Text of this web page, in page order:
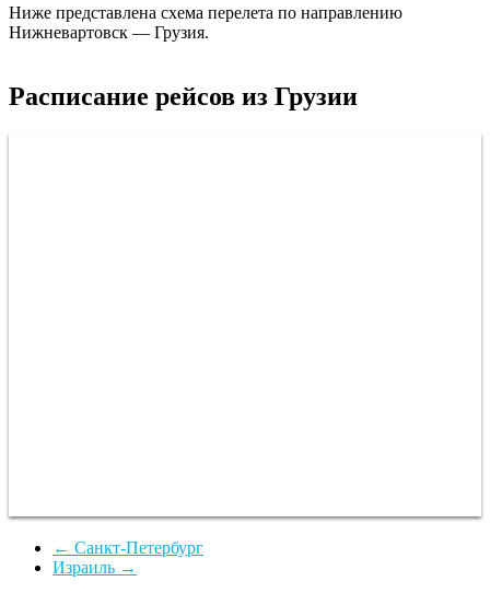
Ниже представлена схема перелета по направлению
Нижневартовск — Грузия.Нижневартовск
Расписание рейсов из Грузии
← Санкт-Петербург
Израиль →